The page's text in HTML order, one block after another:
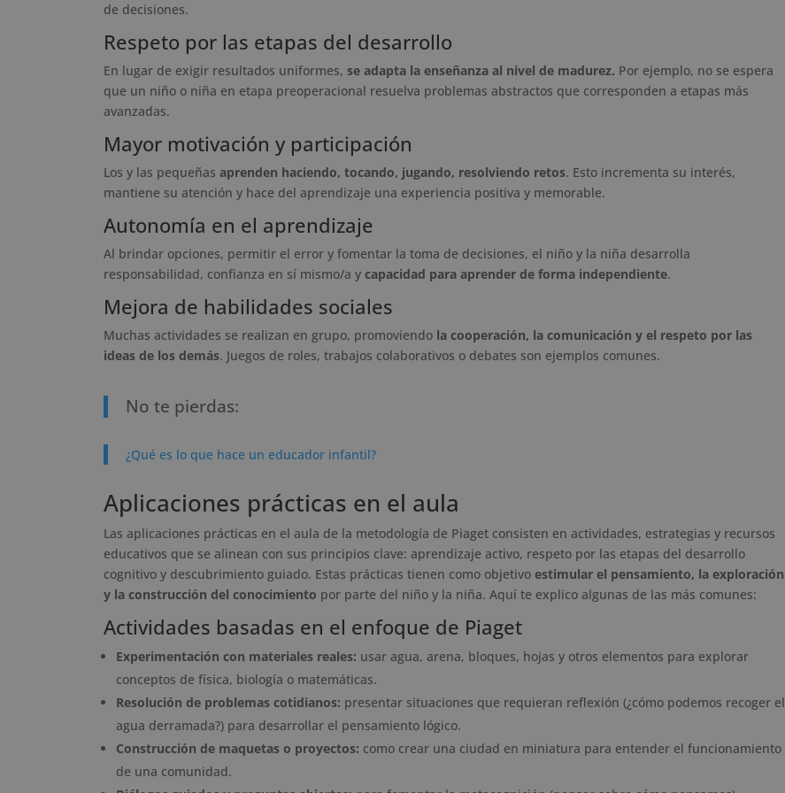
de decisiones.
Respeto por las etapas del desarrollo
En lugar de exigir resultados uniformes, se adapta la enseñanza al nivel de madurez. Por ejemplo, no se espera
que un niño o niña en etapa preoperacional resuelva problemas abstractos que corresponden a etapas más
avanzadas.
Mayor motivación y participación
Los y las pequeñas aprenden haciendo, tocando, jugando, resolviendo retos. Esto incrementa su interés,
mantiene su atención y hace del aprendizaje una experiencia positiva y memorable.
Autonomía en el aprendizaje
Al brindar opciones, permitir el error y fomentar la toma de decisiones, el niño y la niña desarrolla
responsabilidad, confianza en sí mismo/a y capacidad para aprender de forma independiente.
Mejora de habilidades sociales
Muchas actividades se realizan en grupo, promoviendo la cooperación, la comunicación y el respeto por las
ideas de los demás. Juegos de roles, trabajos colaborativos o debates son ejemplos comunes.
No te pierdas:
¿Qué es lo que hace un educador infantil?
Aplicaciones prácticas en el aula
Las aplicaciones prácticas en el aula de la metodología de Piaget consisten en actividades, estrategias y recursos
educativos que se alinean con sus principios clave: aprendizaje activo, respeto por las etapas del desarrollo
cognitivo y descubrimiento guiado. Estas prácticas tienen como objetivo estimular el pensamiento, la exploración
y la construcción del conocimiento por parte del niño y la niña. Aquí te explico algunas de las más comunes:
Actividades basadas en el enfoque de Piaget
Experimentación con materiales reales: usar agua, arena, bloques, hojas y otros elementos para explorar
conceptos de física, biología o matemáticas.
Resolución de problemas cotidianos: presentar situaciones que requieran reflexión (¿cómo podemos recoger el
agua derramada?) para desarrollar el pensamiento lógico.
Construcción de maquetas o proyectos: como crear una ciudad en miniatura para entender el funcionamiento
de una comunidad.